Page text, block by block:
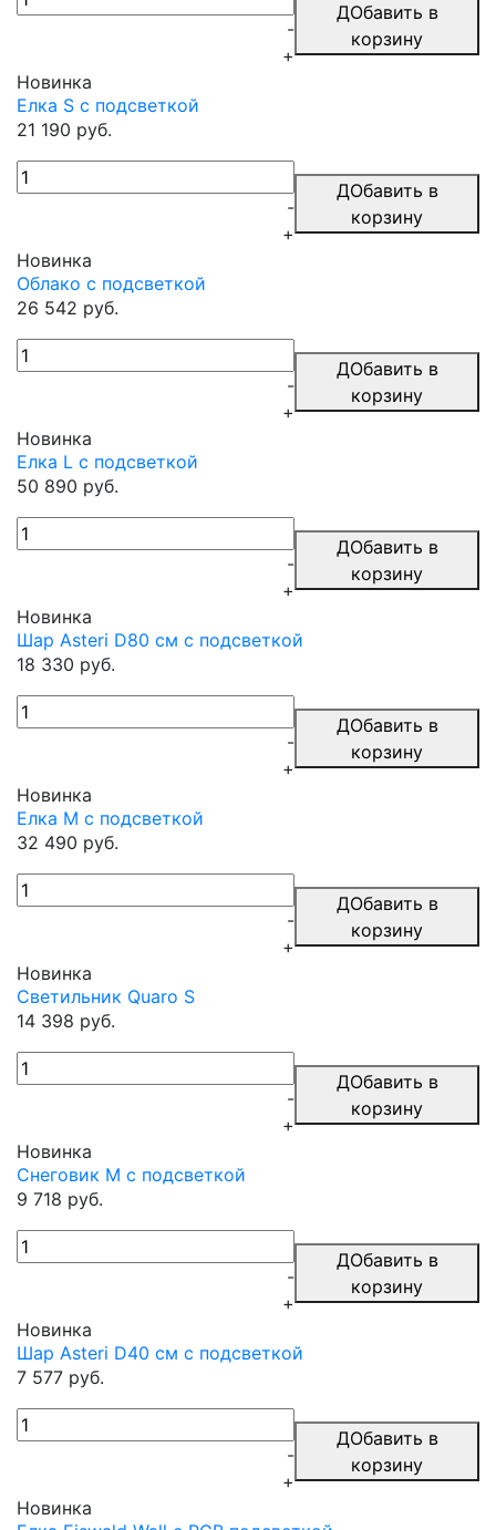
-
+
ДОбавить в
корзину
Новинка
Елка S с подсветкой
21 190 руб.
-
+
ДОбавить в
корзину
Новинка
Облако с подсветкой
26 542 руб.
-
+
ДОбавить в
корзину
Новинка
Елка L с подсветкой
50 890 руб.
-
+
ДОбавить в
корзину
Новинка
Шар Asteri D80 см с подсветкой
18 330 руб.
-
+
ДОбавить в
корзину
Новинка
Елка M с подсветкой
32 490 руб.
-
+
ДОбавить в
корзину
Новинка
Светильник Quaro S
14 398 руб.
-
+
ДОбавить в
корзину
Новинка
Снеговик M с подсветкой
9 718 руб.
-
+
ДОбавить в
корзину
Новинка
Шар Asteri D40 см с подсветкой
7 577 руб.
-
+
ДОбавить в
корзину
Новинка